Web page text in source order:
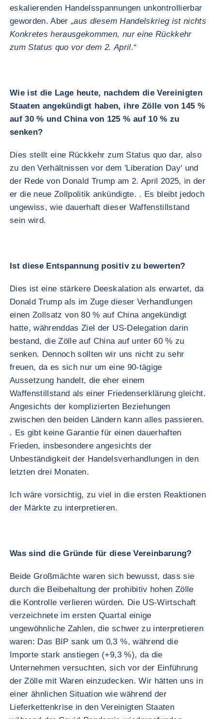
eskalierenden Handelsspannungen unkontrollierbar
geworden. Aber „aus diesem Handelskrieg ist nichts
Konkretes herausgekommen, nur eine Rückkehr
zum Status quo vor dem 2. April.“
Wie ist die Lage heute, nachdem die Vereinigten
Staaten angekündigt haben, ihre Zölle von 145 %
auf 30 % und China von 125 % auf 10 % zu
senken?
Dies stellt eine Rückkehr zum Status quo dar, also
zu den Verhältnissen vor dem 'Liberation Day' und
der Rede von Donald Trump am 2. April 2025, in der
er die neue Zollpolitik ankündigte. . Es bleibt jedoch
ungewiss, wie dauerhaft dieser Waffenstillstand
sein wird.
Ist diese Entspannung positiv zu bewerten?
Dies ist eine stärkere Deeskalation als erwartet, da
Donald Trump als im Zuge dieser Verhandlungen
einen Zollsatz von 80 % auf China angekündigt
hatte, währenddas Ziel der US-Delegation darin
bestand, die Zölle auf China auf unter 60 % zu
senken. Dennoch sollten wir uns nicht zu sehr
freuen, da es sich nur um eine 90-tägige
Aussetzung handelt, die eher einem
Waffenstillstand als einer Friedenserklärung gleicht.
Angesichts der komplizierten Beziehungen
zwischen den beiden Ländern kann alles passieren.
. Es gibt keine Garantie für einen dauerhaften
Frieden, insbesondere angesichts der
Unbeständigkeit der Handelsverhandlungen in den
letzten drei Monaten.
Ich wäre vorsichtig, zu viel in die ersten Reaktionen
der Märkte zu interpretieren.
Was sind die Gründe für diese Vereinbarung?
Beide Großmächte waren sich bewusst, dass sie
durch die Beibehaltung der prohibitiv hohen Zölle
die Kontrolle verlieren würden. Die US-Wirtschaft
verzeichnete im ersten Quartal einige
ungewöhnliche Zahlen, die schwer zu interpretieren
waren: Das BIP sank um 0,3 %, während die
Importe stark anstiegen (+9,3 %), da die
Unternehmen versuchten, sich vor der Einführung
der Zölle mit Waren einzudecken. Wir hätten uns in
einer ähnlichen Situation wie während der
Lieferkettenkrise in den Vereinigten Staaten